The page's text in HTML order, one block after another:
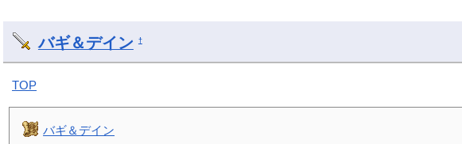
バギ＆デイン †
TOP
バギ＆デイン